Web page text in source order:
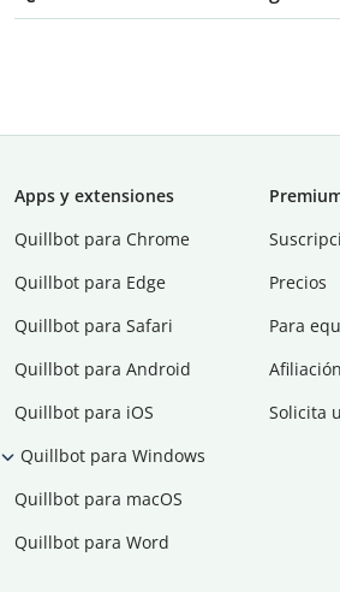
Apps y extensiones
Quillbot para Chrome
Quillbot para Edge
Quillbot para Safari
Quillbot para Android
Quillbot para iOS
Quillbot para Windows
Quillbot para macOS
Quillbot para Word
Precios
Para
Afiliación
Solicita